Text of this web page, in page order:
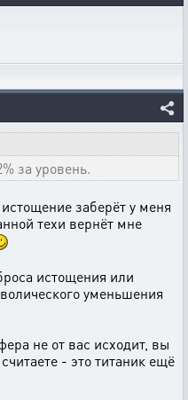
за уровень.
заберёт у меня
техи вернёт мне
истощения или
уменьшения
не от вас исходит, вы
- это титаник ещё